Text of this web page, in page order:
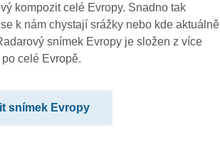
12:50
12:40
12:30
kompozit celé Evropy. Snadno tak
k nám chystají srážky nebo kde aktuálně
snímek Evropy je složen z více
celé Evropě.
snímek Evropy